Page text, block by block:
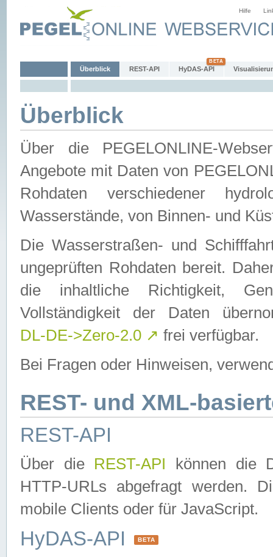
Hilfe
Überblick REST-API HyDAS-API
Überblick
Über die PEGELONLINE-
Angebote mit Daten von
Rohdaten verschiedener
Wasserstände, von Binnen- und
Die Wasserstraßen- und
ungeprüften Rohdaten bereit.
die inhaltliche Richtigkeit,
Vollständigkeit der Daten
DL-DE->Zero-2.0 ↗ frei verfügbar.
Bei Fragen oder Hinweisen,
REST- und XML-
REST-API
Über die REST-API können die
HTTP-URLs abgefragt werden.
mobile Clients oder für JavaScript.
HyDAS-API BETA